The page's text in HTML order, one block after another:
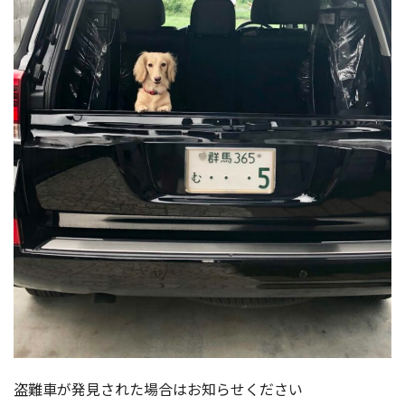
盗難車が発見された場合はお知らせください